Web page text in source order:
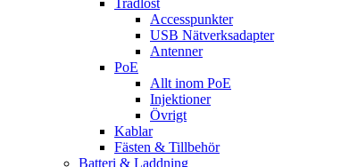
Trådlöst
Accesspunkter
USB Nätverksadapter
Antenner
PoE
Allt inom PoE
Injektioner
Övrigt
Kablar
Fästen & Tillbehör
Batteri & Laddning